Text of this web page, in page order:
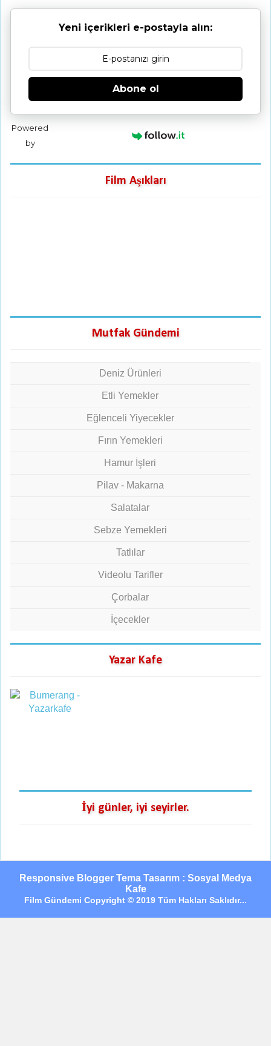
Yeni içerikleri e-postayla alın:
Abone ol
Powered
by
Film Aşıkları
Mutfak Gündemi
Deniz Ürünleri
Etli Yemekler
Eğlenceli Yiyecekler
Fırın Yemekleri
Hamur İşleri
Pilav - Makarna
Salatalar
Sebze Yemekleri
Tatlılar
Videolu Tarifler
Çorbalar
İçecekler
Yazar Kafe
İyi günler, iyi seyirler.
Responsive Blogger Tema Tasarım : Sosyal Medya
Kafe
Film Gündemi Copyright © 2019 Tüm Hakları Saklıdır...